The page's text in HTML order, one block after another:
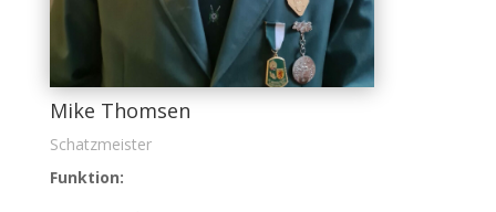
Mike Thomsen
Schatzmeister
Funktion: